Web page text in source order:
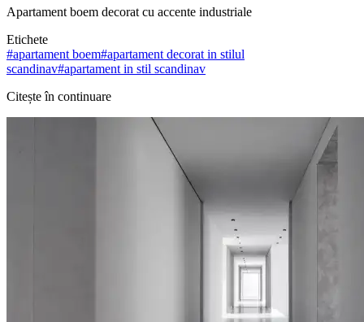
Apartament boem decorat cu accente industriale
Etichete
#apartament boem#apartament decorat in stilul
scandinav#apartament in stil scandinav
Citește în continuare